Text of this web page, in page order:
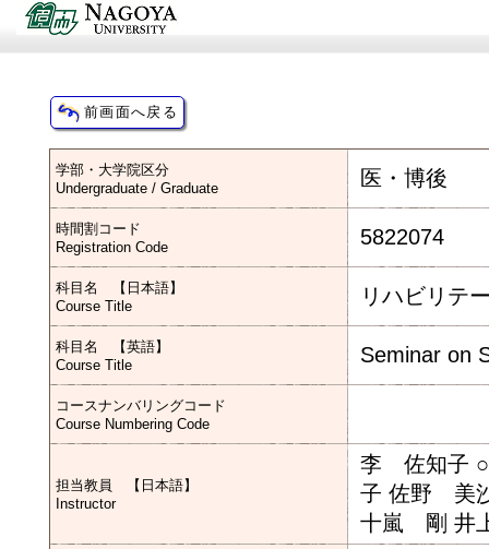
学部・大学院区分
Undergraduate / Graduate
医・博後
時間割コード
Registration Code
5822074
科目名 【日本語】
Course Title
リハビリテ
科目名 【英語】
Course Title
Seminar on
コースナンバリングコード
Course Numbering Code
担当教員 【日本語】
Instructor
李 佐知子
子 佐野 美
十嵐 剛 井